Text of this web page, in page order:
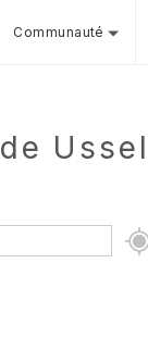
Communauté
Ussel